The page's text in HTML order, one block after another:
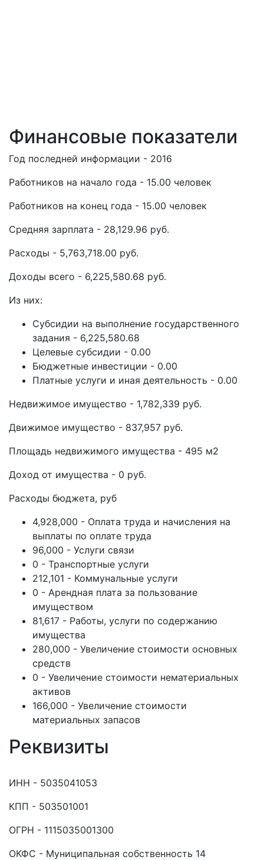
Финансовые показатели
Год последней информации - 2016
Работников на начало года - 15.00 человек
Работников на конец года - 15.00 человек
Средняя зарплата - 28,129.96 руб.
Расходы - 5,763,718.00 руб.
Доходы всего - 6,225,580.68 руб.
Из них:
Субсидии на выполнение государственного
задания - 6,225,580.68
Целевые субсидии - 0.00
Бюджетные инвестиции - 0.00
Платные услуги и иная деятельность - 0.00
Недвижимое имущество - 1,782,339 руб.
Движимое имущество - 837,957 руб.
Площадь недвижимого имущества - 495 м2
Доход от имущества - 0 руб.
Расходы бюджета, руб
4,928,000 - Оплата труда и начисления на
выплаты по оплате труда
96,000 - Услуги связи
0 - Транспортные услуги
212,101 - Коммунальные услуги
0 - Арендная плата за пользование
имуществом
81,617 - Работы, услуги по содержанию
имущества
280,000 - Увеличение стоимости основных
средств
0 - Увеличение стоимости нематериальных
активов
166,000 - Увеличение стоимости
материальных запасов
Реквизиты
ИНН - 5035041053
КПП - 503501001
ОГРН - 1115035001300
ОКФС - Муниципальная собственность 14